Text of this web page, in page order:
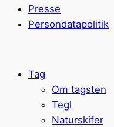
Presse
Persondatapolitik
Tag
Om tagsten
Tegl
Naturskifer